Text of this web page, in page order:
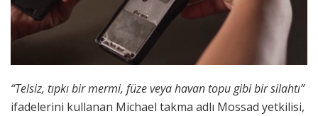
“Telsiz, tıpkı bir mermi, füze veya havan topu gibi bir silahtı”
ifadelerini kullanan Michael takma adlı Mossad yetkilisi,